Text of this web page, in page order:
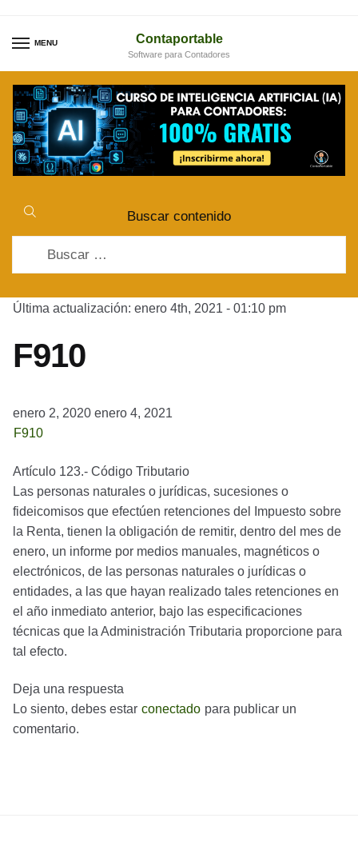
to
to
MENU Contaportable
Software para Contadores
Buscar contenido
Última actualización: enero 4th, 2021 - 01:10 pm
F910
enero 2, 2020 enero 4, 2021
F910
Artículo 123.- Código Tributario
Las personas naturales o jurídicas, sucesiones o
fideicomisos que efectúen retenciones del Impuesto sobre
la Renta, tienen la obligación de remitir, dentro del mes de
enero, un informe por medios manuales, magnéticos o
electrónicos, de las personas naturales o jurídicas o
entidades, a las que hayan realizado tales retenciones en
el año inmediato anterior, bajo las especificaciones
técnicas que la Administración Tributaria proporcione para
tal efecto.
Deja una respuesta
Lo siento, debes estar conectado para publicar un
comentario.